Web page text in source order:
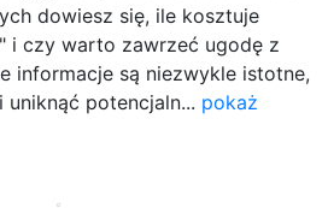
dowiesz się, ile kosztuje
i czy warto zawrzeć ugodę z
informacje są niezwykle istotne,
potencjaln... pokaż